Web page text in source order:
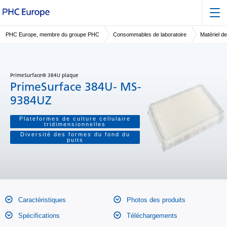
PHC Europe, membre du groupe PHC Consommables de laboratoire Matériel
PrimeSurface® 384U plaque
PrimeSurface 384U- MS-
9384UZ
Plateformes de culture cellulaire
tridimensionnelles
Diversité des formes du fond du
puits
Caractéristiques Photos des produits
Spécifications Téléchargements